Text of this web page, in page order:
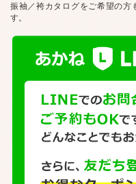
振袖／袴カタログをご希望の方
す。